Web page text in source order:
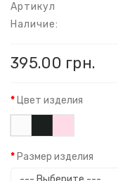
Артикул
Наличие:
395.00 грн.
Цвет изделия
Размер изделия